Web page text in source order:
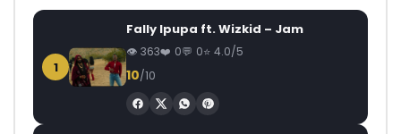
1
Fally Ipupa ft. Wizkid – Jam
363 0 0 4.0/5
10/10